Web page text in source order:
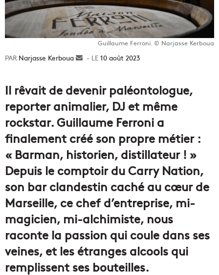
Guillaume Ferroni. © Narjasse Kerboua
Narjasse Kerboua
Envoyer10 août 2023
Il rêvait de devenir paléontologue,
reporter animalier, DJ et même
rockstar. Guillaume Ferroni a
finalement créé son propre métier :
« Barman, historien, distillateur ! »
Depuis le comptoir du Carry Nation,
son bar clandestin caché au cœur de
Marseille, ce chef d’entreprise, mi-
magicien, mi-alchimiste, nous
raconte la passion qui coule dans ses
veines, et les étranges alcools qui
remplissent ses bouteilles.